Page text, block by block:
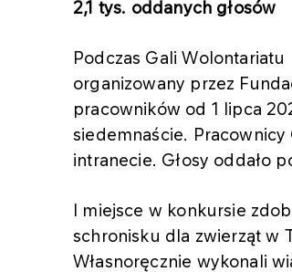
2,1 tys. oddanych głosów
Podczas Gali
organizowany przez
pracowników od 1 lipca
siedemnaście.
intranecie. Głosy oddało
I miejsce w konkursie
schronisku dla zwierząt w
Własnoręcznie wykonali